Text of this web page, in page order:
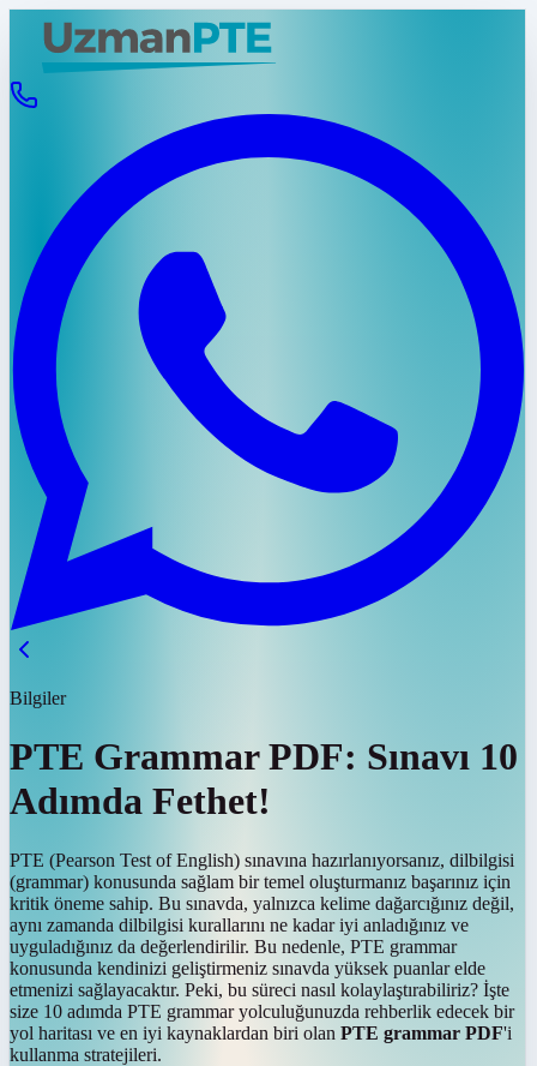
Bilgiler
PTE Grammar PDF: Sınavı 10
Adımda Fethet!
PTE (Pearson Test of English) sınavına hazırlanıyorsanız, dilbilgisi
(grammar) konusunda sağlam bir temel oluşturmanız başarınız için
kritik öneme sahip. Bu sınavda, yalnızca kelime dağarcığınız değil,
aynı zamanda dilbilgisi kurallarını ne kadar iyi anladığınız ve
uyguladığınız da değerlendirilir. Bu nedenle, PTE grammar
konusunda kendinizi geliştirmeniz sınavda yüksek puanlar elde
etmenizi sağlayacaktır. Peki, bu süreci nasıl kolaylaştırabiliriz? İşte
size 10 adımda PTE grammar yolculuğunuzda rehberlik edecek bir
yol haritası ve en iyi kaynaklardan biri olan PTE grammar PDF'i
kullanma stratejileri.